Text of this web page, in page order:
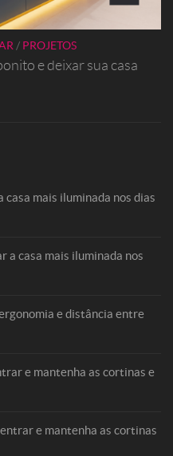
/ PROJETOS
e deixar sua casa
casa mais iluminada nos dias
a casa mais iluminada nos
e distância entre
e mantenha as cortinas e
e mantenha as cortinas